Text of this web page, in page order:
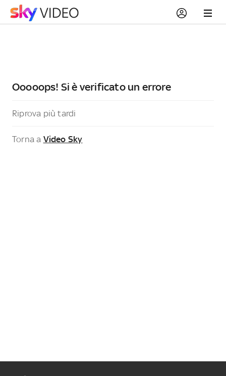
Ooooops! Si è verificato un errore
Riprova più tardi
Torna a Video Sky